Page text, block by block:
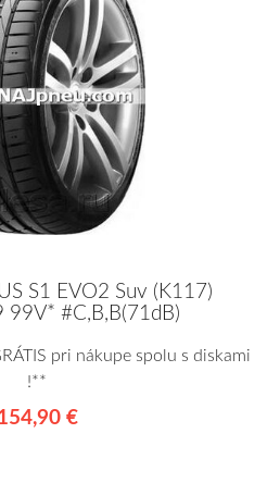
S1 EVO2 Suv (K117)
#C,B,B(71dB)
pri nákupe spolu s diskami
!**
€